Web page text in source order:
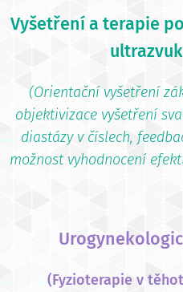
Vyšetření a terapie
(Orientační vyšetření
objektivizace vyšetření
diastázy v číslech,
možnost vyhodnocení
(Fyzioterapie v